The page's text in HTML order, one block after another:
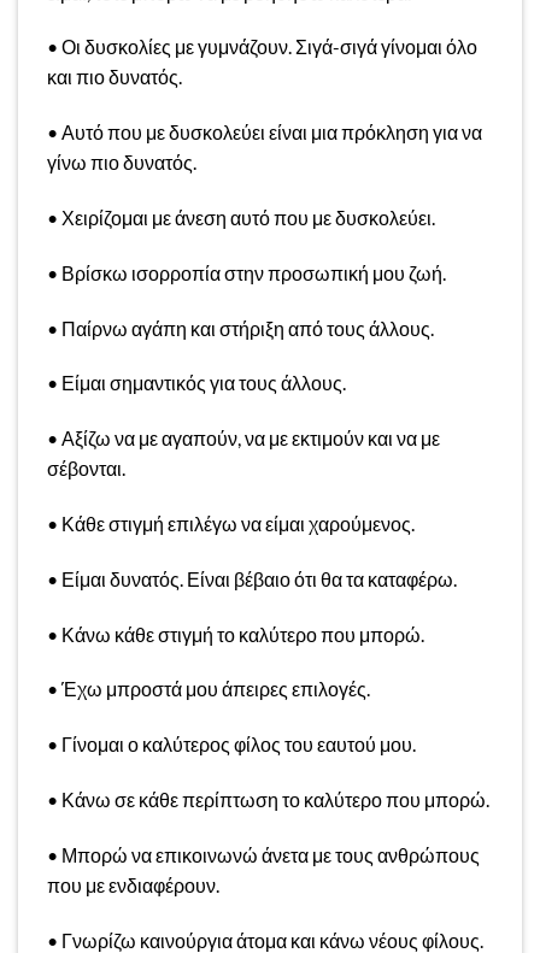
• Οι δυσκολίες με γυμνάζουν. Σιγά-σιγά γίνομαι όλο
και πιο δυνατός.
• Αυτό που με δυσκολεύει είναι μια πρόκληση για να
γίνω πιο δυνατός.
• Χειρίζομαι με άνεση αυτό που με δυσκολεύει.
• Βρίσκω ισορροπία στην προσωπική μου ζωή.
• Παίρνω αγάπη και στήριξη από τους άλλους.
• Είμαι σημαντικός για τους άλλους.
• Αξίζω να με αγαπούν, να με εκτιμούν και να με
σέβονται.
• Κάθε στιγμή επιλέγω να είμαι χαρούμενος.
• Είμαι δυνατός. Είναι βέβαιο ότι θα τα καταφέρω.
• Κάνω κάθε στιγμή το καλύτερο που μπορώ.
• Έχω μπροστά μου άπειρες επιλογές.
• Γίνομαι ο καλύτερος φίλος του εαυτού μου.
• Κάνω σε κάθε περίπτωση το καλύτερο που μπορώ.
• Μπορώ να επικοινωνώ άνετα με τους ανθρώπους
που με ενδιαφέρουν.
• Γνωρίζω καινούργια άτομα και κάνω νέους φίλους.